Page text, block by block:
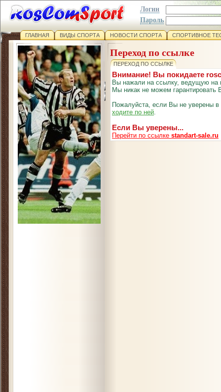
Логин
Пароль
ГЛАВНАЯ ВИДЫ СПОРТА НОВОСТИ СПОРТА СПОРТИВНОЕ
Переход по ссылке
ПЕРЕХОД ПО ССЫЛКЕ
Внимание! Вы покидаете
Вы нажали на ссылку, ведущую на
Мы никак не можем гарантировать
Пожалуйста, если Вы не уверены
ходите по ней.
Если Вы уверены...
Перейти по ссылке standart-sale.ru